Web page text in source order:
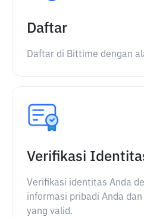
Daftar
Daftar di Bittime dengan
Verifikasi
Verifikasi identitas Anda
informasi pribadi Anda
yang valid.